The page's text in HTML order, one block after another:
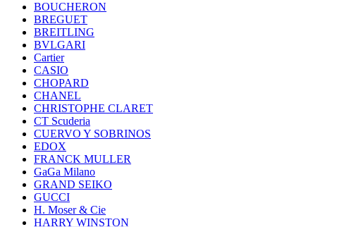
BOUCHERON
BREGUET
BREITLING
BVLGARI
Cartier
CASIO
CHOPARD
CHANEL
CHRISTOPHE CLARET
CT Scuderia
CUERVO Y SOBRINOS
EDOX
FRANCK MULLER
GaGa Milano
GRAND SEIKO
GUCCI
H. Moser & Cie
HARRY WINSTON